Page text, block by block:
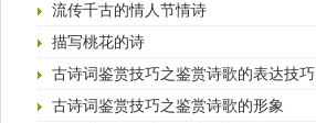
流传千古的情人节情诗
描写桃花的诗
古诗词鉴赏技巧之鉴赏诗歌的表达技巧
古诗词鉴赏技巧之鉴赏诗歌的形象